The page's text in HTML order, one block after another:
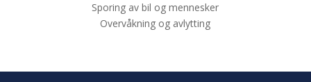
Sporing av bil og mennesker
Overvåkning og avlytting